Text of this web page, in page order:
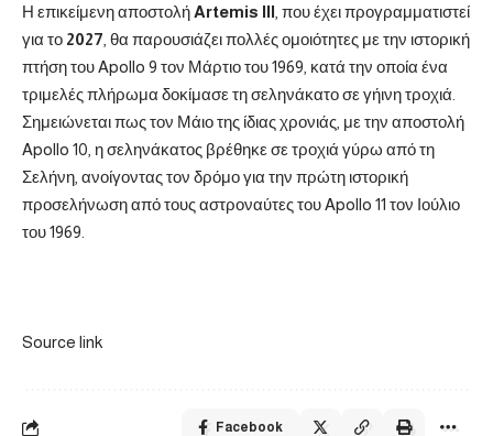
Η επικείμενη αποστολή Artemis III , που έχει προγραμματιστεί
για το 2027 , θα παρουσιάζει πολλές ομοιότητες με την ιστορική
πτήση του Apollo 9 τον Μάρτιο του 1969, κατά την οποία ένα
τριμελές πλήρωμα δοκίμασε τη σεληνάκατο σε γήινη τροχιά.
Σημειώνεται πως τον Μάιο της ίδιας χρονιάς, με την αποστολή
Apollo 10, η σεληνάκατος βρέθηκε σε τροχιά γύρω από τη
Σελήνη, ανοίγοντας τον δρόμο για την πρώτη ιστορική
προσελήνωση από τους αστροναύτες του Apollo 11 τον Ιούλιο
του 1969.
Source link
Facebook